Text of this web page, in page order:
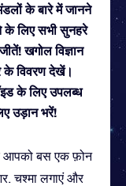
के बारे में जानने
के लिए सभी सुनहरे
खगोल विज्ञान
के विवरण देखें।
के लिए उपलब्ध
उड़ान भरें!
आपको बस एक फ़ोन
चश्मा लगाएं और